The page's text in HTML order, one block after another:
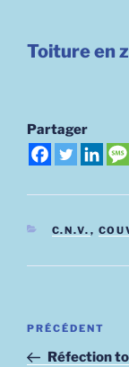
Toiture en
Partager
C.N.V. ,
Navigation
Article
précédent
PRÉCÉDENT
Réfection